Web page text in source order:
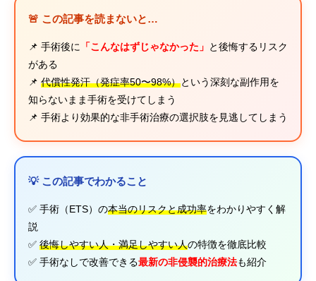
🚨 この記事を読まないと…
📌 手術後に 「こんなはずじゃなかった」 と後悔するリスク
がある
📌 代償性発汗（発症率50〜98%）という深刻な副作用を
知らないまま手術を受けてしまう
📌 手術より効果的な非手術治療の選択肢を見逃してしまう
💡 この記事でわかること
✅ 手術（ETS）の本当のリスクと成功率をわかりやすく解
説
✅ 後悔しやすい人・満足しやすい人の特徴を徹底比較
✅ 手術なしで改善できる最新の非侵襲的治療法も紹介